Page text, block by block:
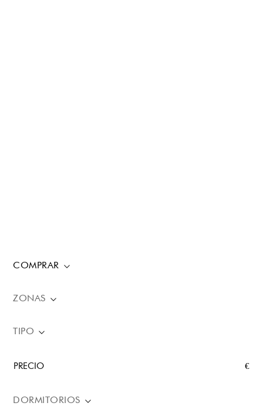
COMPRAR
ZONAS
TIPO
PRECIO €
DORMITORIOS